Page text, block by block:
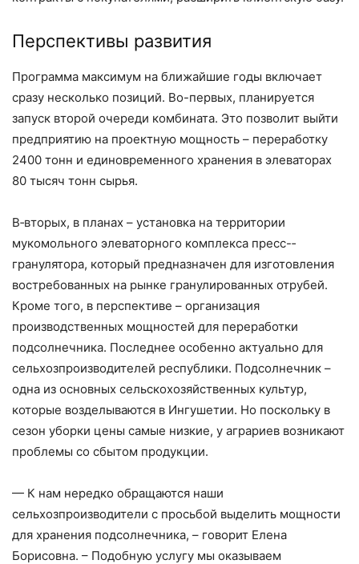
Перспективы развития
Программа максимум на ближайшие годы включает
сразу несколько позиций. Во-первых, планируется
запуск второй очереди комбината. Это позволит выйти
предприятию на проектную мощность – ​переработку
2400 тонн и единовременного хранения в элеваторах
80 тысяч тонн сырья.
В‑вторых, в планах – установка на территории
мукомольного элеваторного комплекса пресс-­
гранулятора, который предназначен для изготовления
востребованных на рынке гранулированных отрубей.
Кроме того, в перспективе – организация
производственных мощностей для переработки
подсолнечника. Последнее особенно актуально для
сельхозпроизводителей республики. Подсол­нечник – ​
одна из основных сельскохозяйственных культур,
которые возделываются в Ингушетии. Но поскольку в
сезон уборки цены самые низкие, у аграриев возникают
проблемы со сбытом продукции.
— К нам нередко обращаются наши
сельхозпроизводители с просьбой выделить мощности
для хранения подсолнечника, – ​говорит Елена
Борисовна. – ​Подобную услугу мы оказываем